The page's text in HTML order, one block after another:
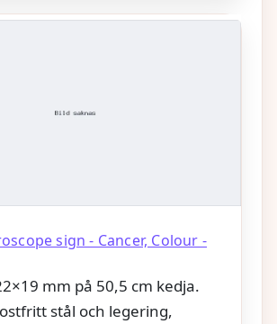
sign - Cancer, Colour -
mm på 50,5 cm kedja.
stål och legering,